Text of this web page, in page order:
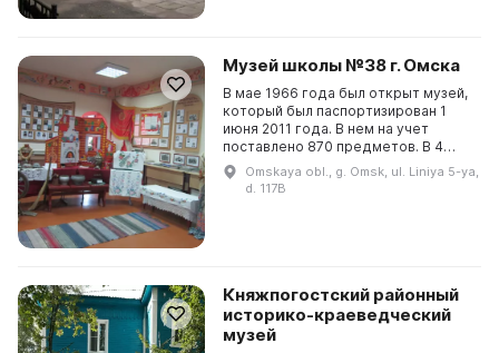
Музей школы №38 г. Омска
В мае 1966 года был открыт музей,
который был паспортизирован 1
июня 2011 года. В нем на учет
поставлено 870 предметов. В 4
залах просторного музея
представлены документальные
Omskaya obl., g. Omsk, ul. Liniya 5-ya,
d. 117B
Княжпогостский районный
историко-краеведческий
музей